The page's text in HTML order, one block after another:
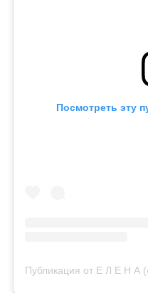
Посмотреть эту
Публикация от Е Л Е Н А